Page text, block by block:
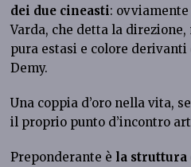
dei due cineasti:
Varda, che detta la
pura estasi e colore
Demy.
Una coppia d’oro nella vita,
il proprio punto d’incontro
Preponderante è la struttura